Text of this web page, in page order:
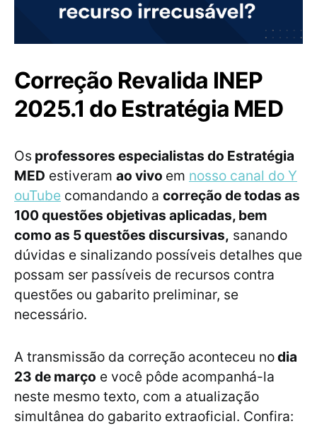
Correção Revalida INEP
2025.1 do Estratégia MED
Os professores especialistas do Estratégia
MED estiveram ao vivo em nosso canal do Y
ouTube comandando a correção de todas as
100 questões objetivas aplicadas, bem
como as 5 questões discursivas, sanando
dúvidas e sinalizando possíveis detalhes que
possam ser passíveis de recursos contra
questões ou gabarito preliminar, se
necessário.
A transmissão da correção aconteceu nodia
23 de março e você pôde acompanhá-la
neste mesmo texto, com a atualização
simultânea do gabarito extraoficial. Confira: